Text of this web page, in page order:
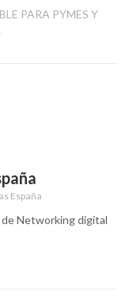
PARA PYMES Y
España
de Networking digital